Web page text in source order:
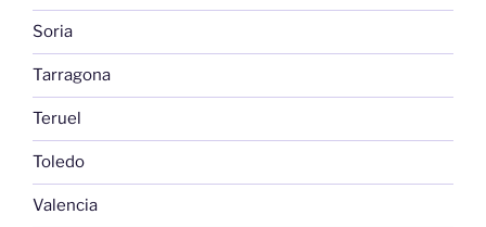
Soria
Tarragona
Teruel
Toledo
Valencia